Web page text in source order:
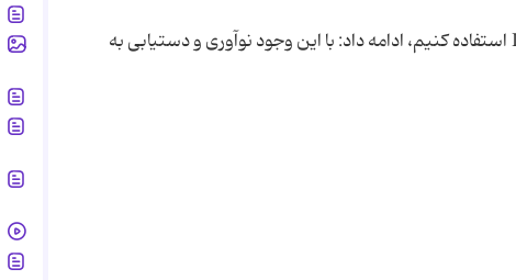
نامی با تاکید براینکه باید از تجارب سایر کشورها برای ارائه خدمات ICT استفاده کنیم، ادامه داد: با این وجود نوآوری و دستیابی به